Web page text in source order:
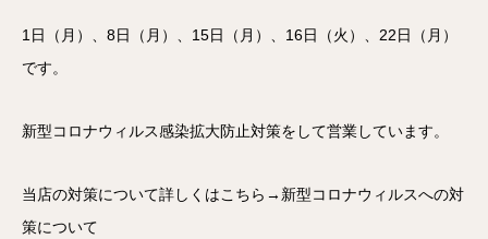
1日（月）、8日（月）、15日（月）、16日（火）、22日（月）
です。
新型コロナウィルス感染拡大防止対策をして営業しています。
当店の対策について詳しくはこちら→ 新型コロナウィルスへの対
策について